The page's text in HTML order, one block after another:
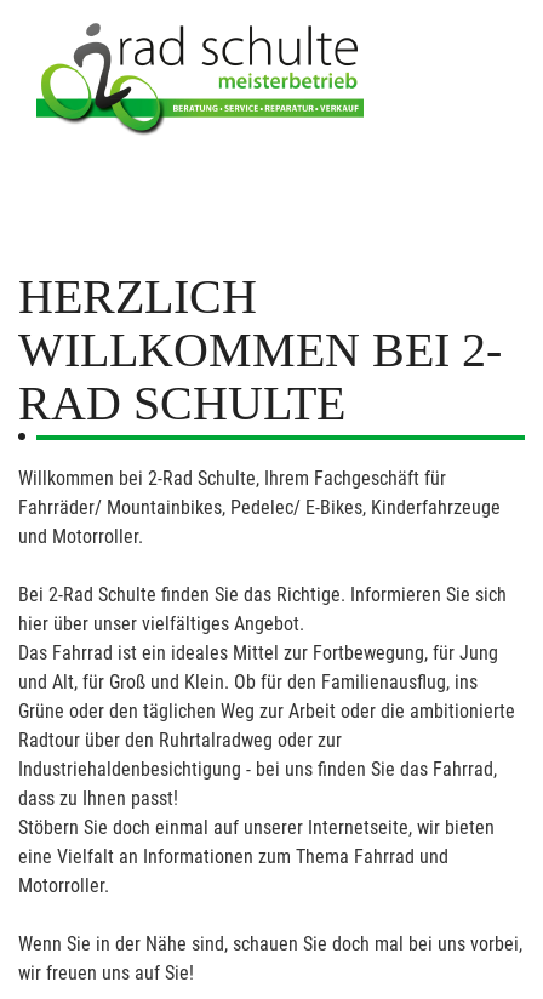
HERZLICH
WILLKOMMEN BEI 2-
RAD SCHULTE
Willkommen bei 2-Rad Schulte, Ihrem Fachgeschäft für
Fahrräder/ Mountainbikes, Pedelec/ E-Bikes, Kinderfahrzeuge
und Motorroller.
Bei 2-Rad Schulte finden Sie das Richtige. Informieren Sie sich
hier über unser vielfältiges Angebot.
Das Fahrrad ist ein ideales Mittel zur Fortbewegung, für Jung
und Alt, für Groß und Klein. Ob für den Familienausflug, ins
Grüne oder den täglichen Weg zur Arbeit oder die ambitionierte
Radtour über den Ruhrtalradweg oder zur
Industriehaldenbesichtigung - bei uns finden Sie das Fahrrad,
dass zu Ihnen passt!
Stöbern Sie doch einmal auf unserer Internetseite, wir bieten
eine Vielfalt an Informationen zum Thema Fahrrad und
Motorroller.
Wenn Sie in der Nähe sind, schauen Sie doch mal bei uns vorbei,
wir freuen uns auf Sie!